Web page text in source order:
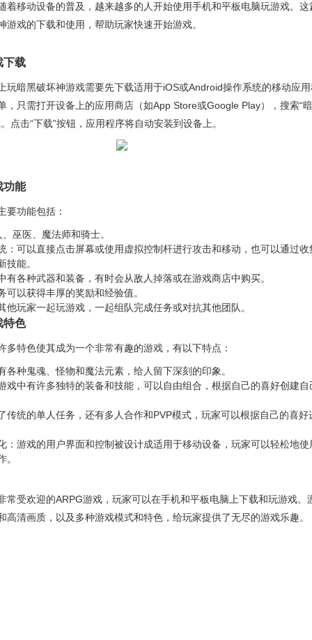
着移动设备的普及，越来越多的人开始使用手机和平板电脑玩游戏。这
游戏的下载和使用，帮助玩家快速开始游戏。
下载
玩暗黑破坏神游戏需要先下载适用于iOS或Android操作系统的移动应用
，只需打开设备上的应用商店（如App Store或Google Play），搜索“
点击“下载”按钮，应用程序将自动安装到设备上。
功能
要功能包括：
巫医、魔法师和骑士。
：可以直接点击屏幕或使用虚拟控制杆进行攻击和移动，也可以通过收
技能。
有各种武器和装备，有时会从敌人掉落或在游戏商店中购买。
可以获得丰厚的奖励和经验值。
他玩家一起玩游戏，一起组队完成任务或对抗其他团队。
特色
多特色使其成为一个非常有趣的游戏，有以下特点：
各种鬼魂、怪物和魔法元素，给人留下深刻的印象。
戏中有许多独特的装备和技能，可以自由组合，根据自己的喜好创建自
传统的单人任务，还有多人合作和PVP模式，玩家可以根据自己的喜好
：游戏的用户界面和控制被设计成适用于移动设备，玩家可以轻松地使
。
常受欢迎的ARPG游戏，玩家可以在手机和平板电脑上下载和玩游戏。
高清画质，以及多种游戏模式和特色，给玩家提供了无尽的游戏乐趣。